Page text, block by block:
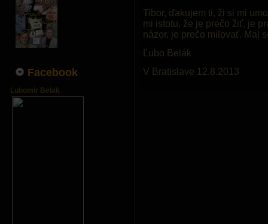
Facebook
Lubomir Belak
Tibor, ďakujem ti, ži si mi
mi istotu, že je prečo žiť, je
názor, je prečo milovať. Mal
Ľubo Belák
V Bratislave 12.8.2013